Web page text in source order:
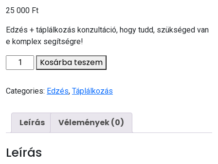
25 000 Ft
Edzés + táplálkozás konzultáció, hogy tudd, szükséged van
e komplex segítségre!
Kosárba teszem
Categories: Edzés, Táplálkozás
Leírás Vélemények (0)
Leírás